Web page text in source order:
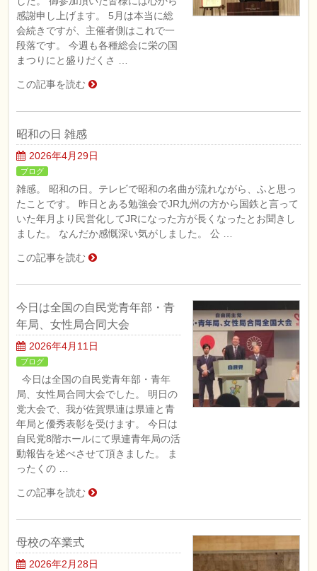
感謝申し上げます。 5月は本当に総
会続きですが、主催者側はこれで一
段落です。 今週も各種総会に栄の国
まつりにと盛りだくさ …
この記事を読む
昭和の日 雑感
2026年4月29日
ブログ
雑感。 昭和の日。テレビで昭和の名曲が流れながら、ふと思っ
たことです。 昨日とある勉強会でJR九州の方から国鉄と言って
いた年月より民営化してJRになった方が長くなったとお聞きし
ました。 なんだか感慨深い気がしました。 公 …
この記事を読む
今日は全国の自民党青年部・青
年局、女性局合同大会
2026年4月11日
ブログ
今日は全国の自民党青年部・青年
局、女性局合同大会でした。 明日の
党大会で、我が佐賀県連は県連と青
年局と優秀表彰を受けます。 今日は
自民党8階ホールにて県連青年局の活
動報告を述べさせて頂きました。 ま
ったくの …
この記事を読む
母校の卒業式
2026年2月28日